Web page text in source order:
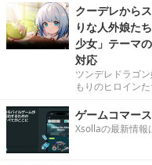
クーデレから
りな人外娘た
少女」テーマ
対応
ツンデレドラゴ
もりのヒロイン
ゲームコマー
Xsollaの最新情報